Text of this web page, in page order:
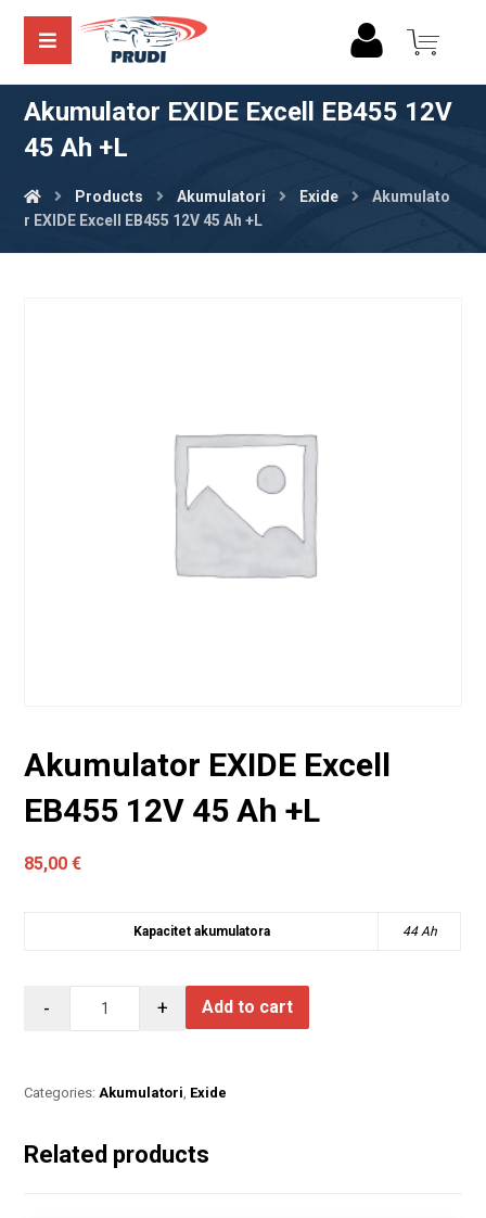
Akumulator EXIDE Excell EB455 12V
45 Ah +L
Products Akumulatori Exide
Akumulato
r EXIDE Excell EB455 12V 45 Ah +L
Akumulator EXIDE Excell
EB455 12V 45 Ah +L
85,00€
Kapacitet akumulatora 44 Ah
- + Add to cart
Categories: Akumulatori Exide
Related products